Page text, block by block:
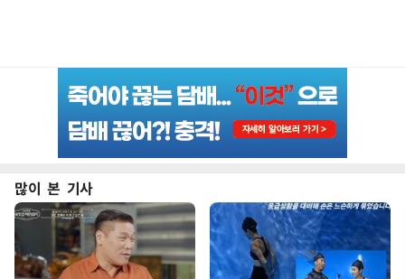
많이 본 기사